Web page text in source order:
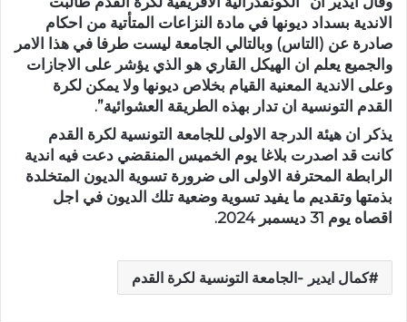
الاندية بسداد ديونها في مادة النزاعات المتأتية من احكام
صادرة عن (التاس) وبالتالي الجامعة ليست طرفا في هذا الامر
والجميع يعلم ان الهيكل القاري هو الذي يؤشر على الاجازات
وعلى الاندية المعنية القيام بخلاص ديونها ولا يمكن لكرة
القدم التونسية ان تدار بهذه الطريقة العشوائية”.
يذكر ان هيئة الدرجة الاولى للجامعة التونسية لكرة القدم
كانت قد اصدرت بلاغا يوم الخميس المنقضي دعت فيه اندية
الرابطة المحترفة الاولى الى ضرورة تسوية الديون المتخلدة
بذمتها وتقديم ما يفيد تسوية وضعية تلك الديون في اجل
اقصاه يوم 31 ديسمبر 2024.
كمال ايدير -الجامعة التونسية لكرة القدم